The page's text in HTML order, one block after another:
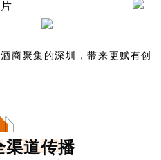
商聚集的深圳，带来更赋有创
渠道传播